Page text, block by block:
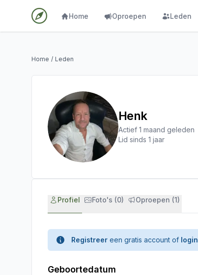
Home Oproepen Leden
Home / Leden
Henk
Actief 1 maand geleden
Lid sinds 1 jaar
Profiel Foto's (0) Oproepen (1)
Registreer een gratis account of login
Geboortedatum